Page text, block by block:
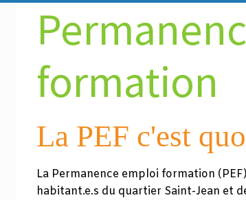
formation
La PEF c'est
La Permanence emploi formation
habitant.e.s du quartier Saint-Jean et